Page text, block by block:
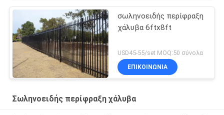
σωληνοειδής περίφραξη
χάλυβα 6ftx8ft
USD45-55/set MOQ:50 σύνολα
ΕΠΙΚΟΙΝΩΝΙΑ
Σωληνοειδής περίφραξη χάλυβα